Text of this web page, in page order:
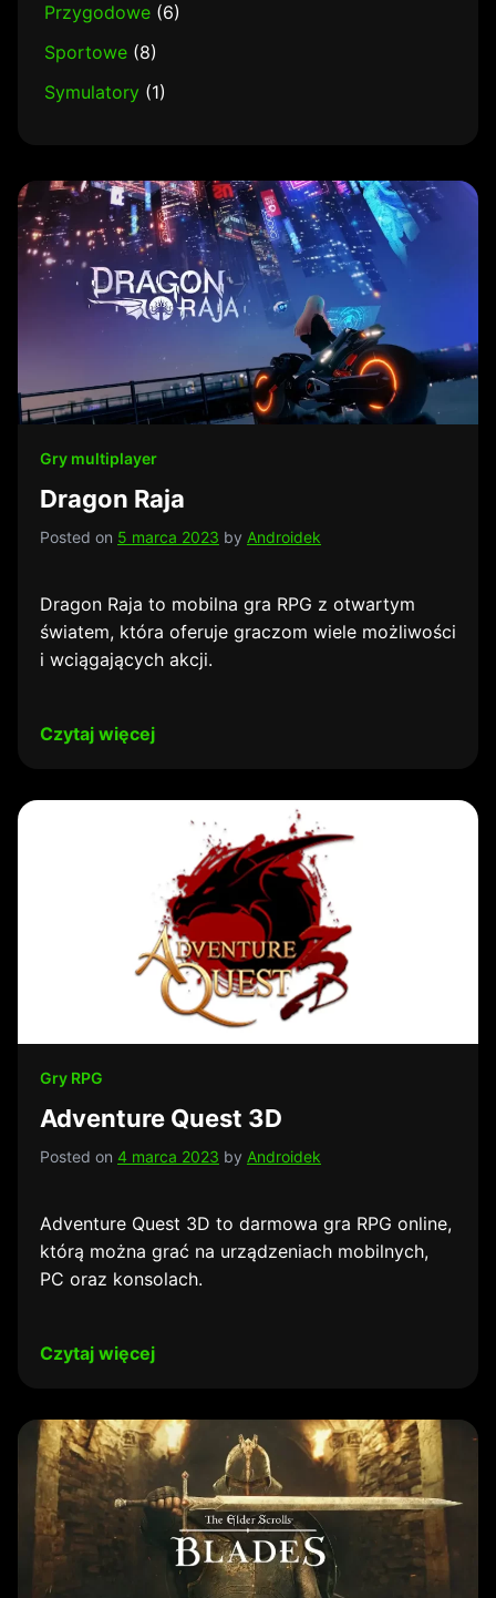
Przygodowe (6)
Sportowe (8)
Symulatory (1)
Gry multiplayer
Dragon Raja
Posted on 5 marca 2023 by Androidek
Dragon Raja to mobilna gra RPG z otwartym
światem, która oferuje graczom wiele możliwości
i wciągających akcji.
Czytaj więcej
Gry RPG
Adventure Quest 3D
Posted on 4 marca 2023 by Androidek
Adventure Quest 3D to darmowa gra RPG online,
którą można grać na urządzeniach mobilnych,
PC oraz konsolach.
Czytaj więcej